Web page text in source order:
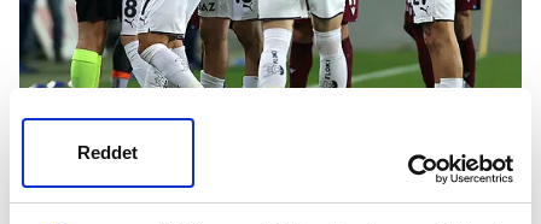
Reddet
Sarı-lacivertli hukukçular İrfan'ın, Siopis'in ayağına